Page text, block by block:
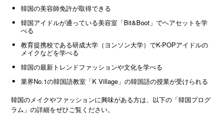
韓国の美容師免許が取得できる
韓国アイドルが通っている美容室「Bit&Boot」でヘアセットを学
べる
教育提携校である研成大学（ヨンソン大学）でK-POPアイドルの
メイクなどを学べる
韓国の最新トレンドファッションや文化を学べる
業界No.1の韓国語教室「K Village」の韓国語の授業が受けられる
韓国のメイクやファッションに興味がある方は、以下の「韓国プログ
ラム」の詳細をぜひご覧ください。